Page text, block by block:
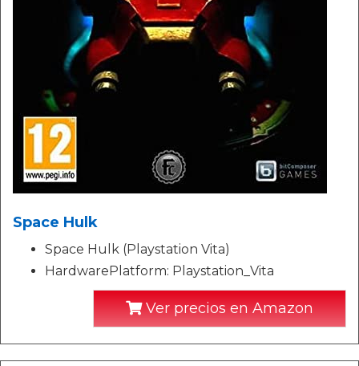
Space Hulk
Space Hulk (Playstation Vita)
HardwarePlatform: Playstation_Vita
Ver precios en Amazon